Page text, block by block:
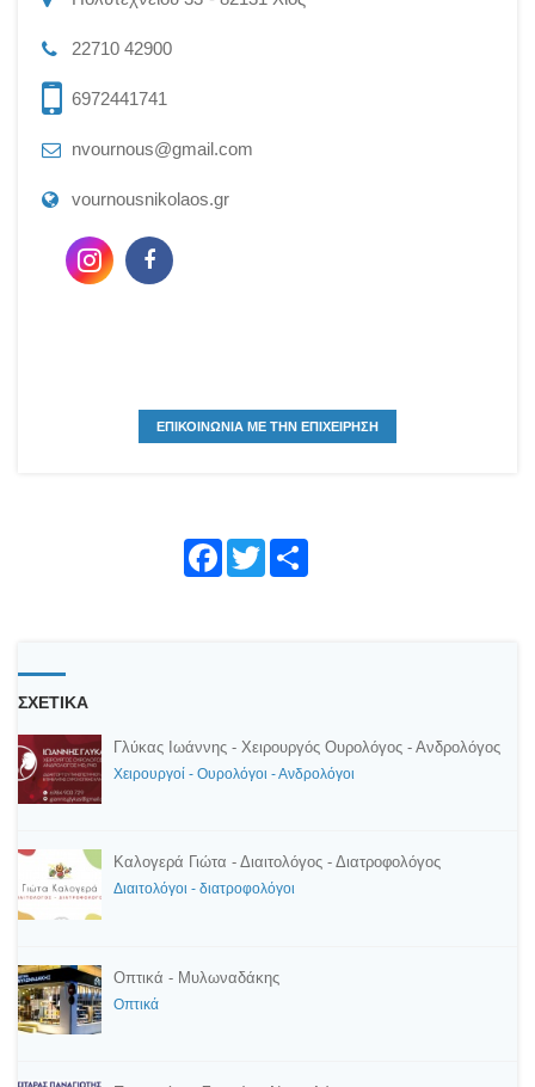
22710 42900
6972441741
nvournous@gmail.com
vournousnikolaos.gr
ΕΠΙΚΟΙΝΩΝΙΑ ΜΕ ΤΗΝ ΕΠΙΧΕΙΡΗΣΗ
Face Twitte
ΣΧΕΤΙΚΑ
Γλύκας Ιωάννης - Χειρουργός Ουρολόγος - Ανδρολόγος
Χειρουργοί - Ουρολόγοι - Ανδρολόγοι
Καλογερά Γιώτα - Διαιτολόγος - Διατροφολόγος
Διαιτολόγοι - διατροφολόγοι
Οπτικά - Μυλωναδάκης
Οπτικά